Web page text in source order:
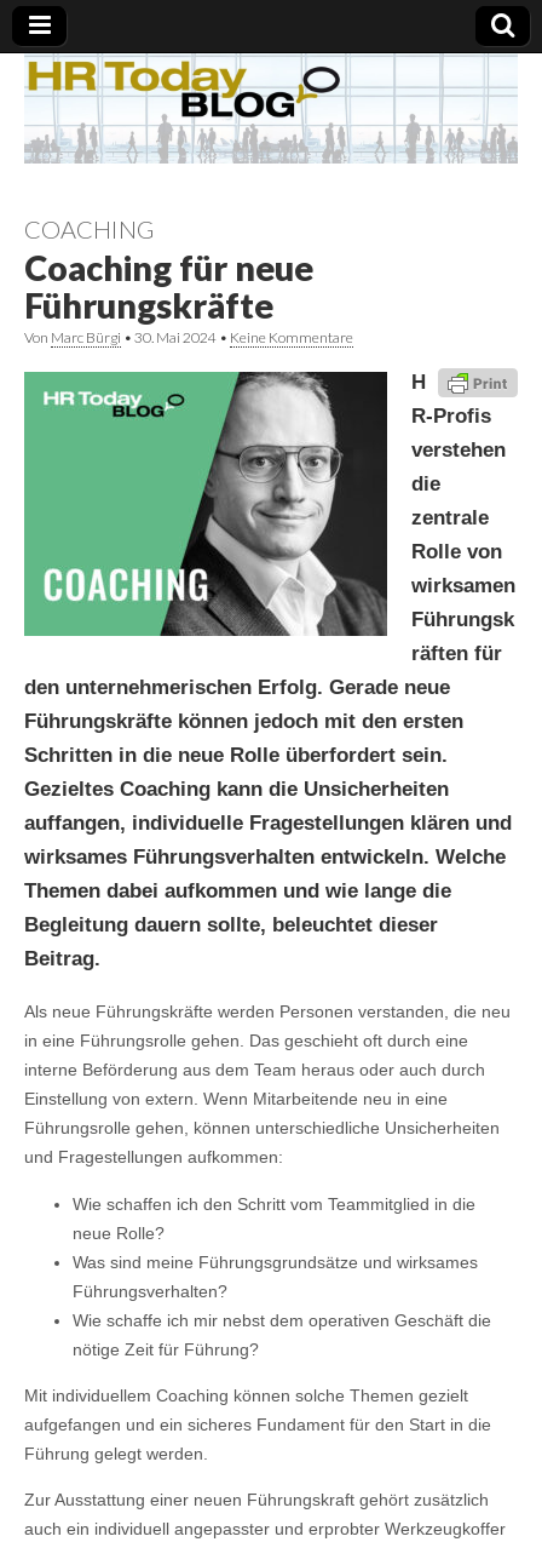
COACHING
Coaching für neue
Führungskräfte
Von Marc Bürgi • 30. Mai 2024 • Keine Kommentare
H
R-Profis
verstehen
die
zentrale
Rolle von
wirksamen
Führungsk
räften für
den unternehmerischen Erfolg. Gerade neue
Führungskräfte können jedoch mit den ersten
Schritten in die neue Rolle überfordert sein.
Gezieltes Coaching kann die Unsicherheiten
auffangen, individuelle Fragestellungen klären und
wirksames Führungsverhalten entwickeln. Welche
Themen dabei aufkommen und wie lange die
Begleitung dauern sollte, beleuchtet dieser
Beitrag.
Als neue Führungskräfte werden Personen verstanden, die neu
in eine Führungsrolle gehen. Das geschieht oft durch eine
interne Beförderung aus dem Team heraus oder auch durch
Einstellung von extern. Wenn Mitarbeitende neu in eine
Führungsrolle gehen, können unterschiedliche Unsicherheiten
und Fragestellungen aufkommen:
Wie schaffen ich den Schritt vom Teammitglied in die
neue Rolle?
Was sind meine Führungsgrundsätze und wirksames
Führungsverhalten?
Wie schaffe ich mir nebst dem operativen Geschäft die
nötige Zeit für Führung?
Mit individuellem Coaching können solche Themen gezielt
aufgefangen und ein sicheres Fundament für den Start in die
Führung gelegt werden.
Zur Ausstattung einer neuen Führungskraft gehört zusätzlich
auch ein individuell angepasster und erprobter Werkzeugkoffer